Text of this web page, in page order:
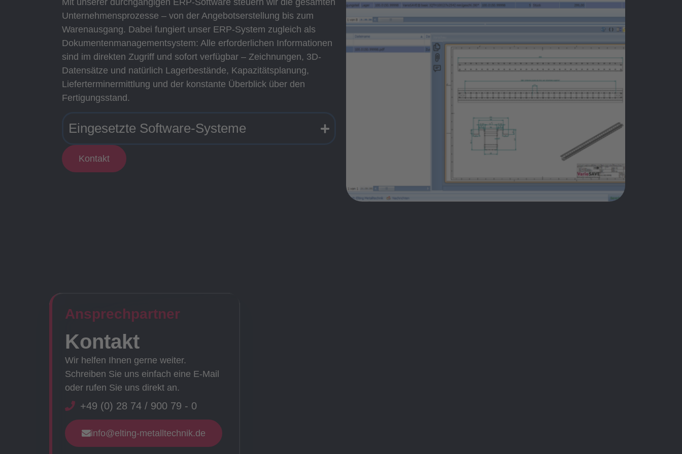
Unternehmensprozesse – von der Angebotserstellung bis zum
Warenausgang. Dabei fungiert unser ERP-System zugleich als
Dokumentenmanagementsystem: Alle erforderlichen Informationen
sind im direkten Zugriff und sofort verfügbar – Zeichnungen, 3D-
Datensätze und natürlich Lagerbestände, Kapazitätsplanung,
Lieferterminer­mittlung und der konstante Überblick über den
Fertigungsstand.
Eingesetzte Software-Systeme
Kontakt
Ansprechpartner​
Kontakt
Wir helfen Ihnen gerne weiter.
Schreiben Sie uns einfach eine E-Mail
oder rufen Sie uns direkt an.
+49 (0) 28 74 / 900 79 - 0
info@elting-metalltechnik.de